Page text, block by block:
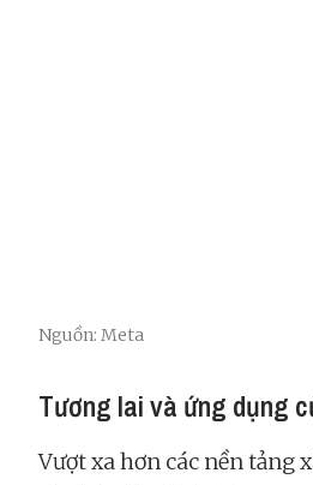
Nguồn: Meta
Tương lai và ứng dụng
Vượt xa hơn các nền tảng